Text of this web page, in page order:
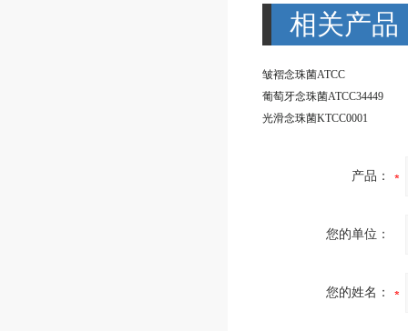
相关产品
皱褶念珠菌ATCC
葡萄牙念珠菌ATCC34449
光滑念珠菌KTCC0001
产品：
您的单位：
您的姓名：